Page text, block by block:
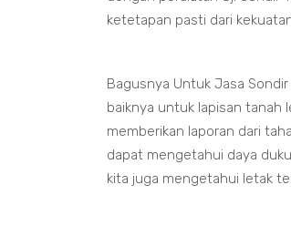
ketetapan pasti dari
Bagusnya Untuk Jasa
baiknya untuk lapisan tanah
memberikan laporan dari
dapat mengetahui daya
kita juga mengetahui letak